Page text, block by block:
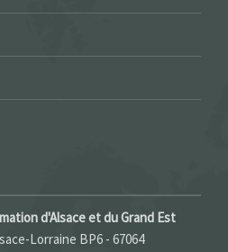
d'Alsace et du Grand Est
Lorraine BP6 - 67064